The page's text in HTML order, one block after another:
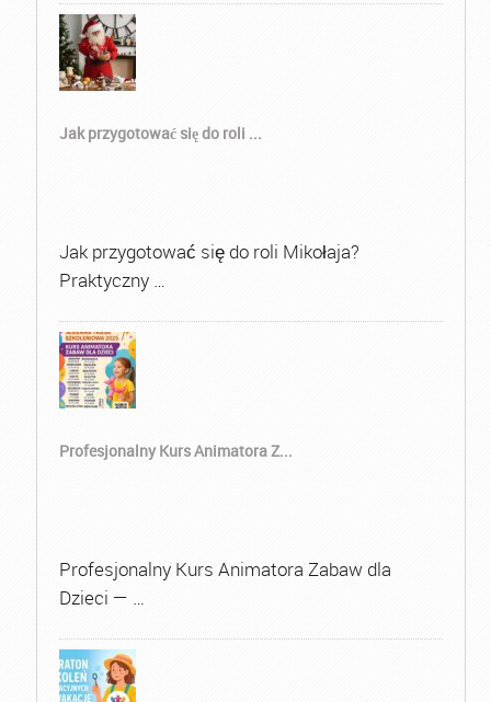
Jak przygotować się do roli ...
Jak przygotować się do roli Mikołaja?
Praktyczny …
Profesjonalny Kurs Animatora Z...
Profesjonalny Kurs Animatora Zabaw dla
Dzieci — …